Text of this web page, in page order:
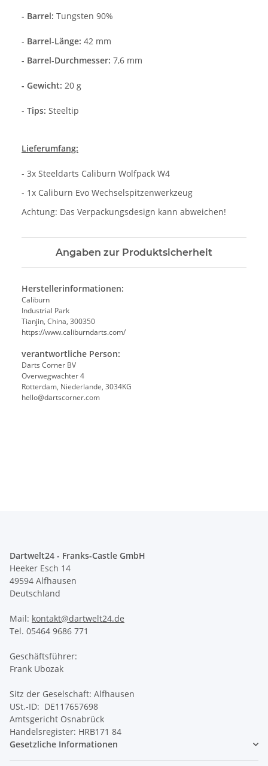
- Barrel: Tungsten 90%
- Barrel-Länge: 42 mm
- Barrel-Durchmesser: 7,6 mm
- Gewicht: 20 g
- Tips: Steeltip
Lieferumfang:
- 3x Steeldarts Caliburn Wolfpack W4
- 1x Caliburn Evo Wechselspitzenwerkzeug
Achtung: Das Verpackungsdesign kann abweichen!
Angaben zur Produktsicherheit
Herstellerinformationen:
Caliburn
Industrial Park
Tianjin, China, 300350
https://www.caliburndarts.com/
verantwortliche Person:
Darts Corner BV
Overwegwachter 4
Rotterdam, Niederlande, 3034KG
hello@dartscorner.com
Dartwelt24 - Franks-Castle GmbH
Heeker Esch 14
49594 Alfhausen
Deutschland
Mail: kontakt@dartwelt24.de
Tel. 05464 9686 771
Geschäftsführer:
Frank Ubozak
Sitz der Geselschaft: Alfhausen
USt.-ID: DE117657698
Amtsgericht Osnabrück
Handelsregister: HRB171 84
Gesetzliche Informationen